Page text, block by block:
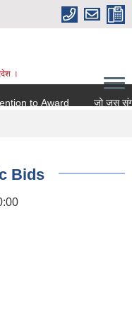
।
to Award जो जस संग
Bids